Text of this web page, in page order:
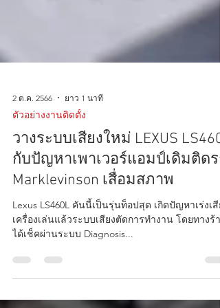
2 ต.ค. 2566 ยาว 1 นาที
ตัวอย่างงานติดตั้ง
วางระบบเสียงใหม่ LEXUS
กับปัญหาเพาเวอร์แอมป์เดิมติดรถ
Marklevinson เสื่อมสภาพ
Lexus LS460L คันนี้เป็นรุ่นท็อปสุด เกิดปัญหาเร่งเสีย
เครื่องเล่นแล้วระบบเสียงตัดการทำงาน โดยทางร้า